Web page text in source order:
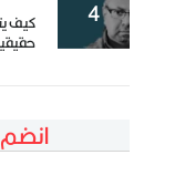
كيف
انضم